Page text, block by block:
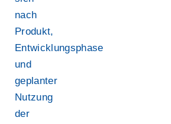
nach
Produkt,
Entwicklungsphase
und
geplanter
Nutzung
der